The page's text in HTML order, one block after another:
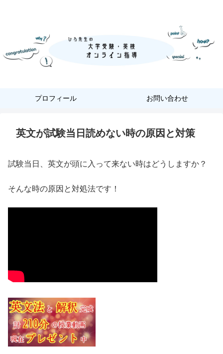
プロフィール お問い合わせ
英文が試験当日読めない時の原因と対策
試験当日、英文が頭に入って来ない時はどうしますか？
そんな時の原因と対処法です！